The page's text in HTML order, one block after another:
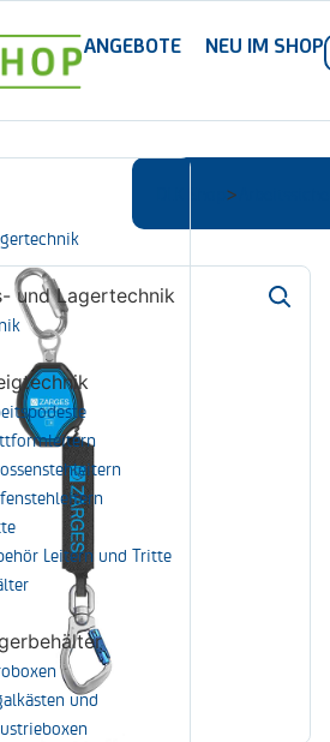
ANGEBOTE NEU IM SHOP
und Lagertechnik
Leitern und Tritte
und
>